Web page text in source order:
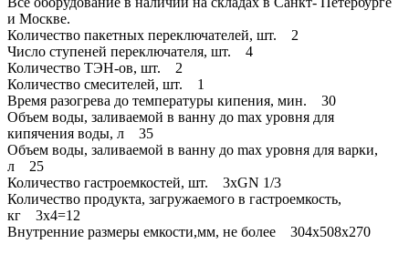
и Москве.
Количество пакетных переключателей, шт. 2
Число ступеней переключателя, шт. 4
Количество ТЭН-ов, шт. 2
Количество смесителей, шт. 1
Время разогрева до температуры кипения, мин. 30
Объем воды, заливаемой в ванну до max уровня для
кипячения воды, л 35
Объем воды, заливаемой в ванну до max уровня для варки,
л 25
Количество гастроемкостей, шт. 3xGN 1/3
Количество продукта, загружаемого в гастроемкость,
кг 3x4=12
Внутренние размеры емкости,мм, не более 304x508x270